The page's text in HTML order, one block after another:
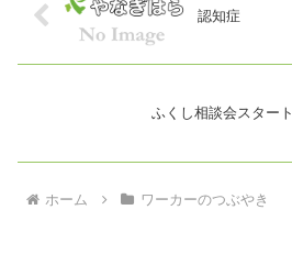
認知症
ふくし相談会スタート
ホーム ワーカーのつぶやき